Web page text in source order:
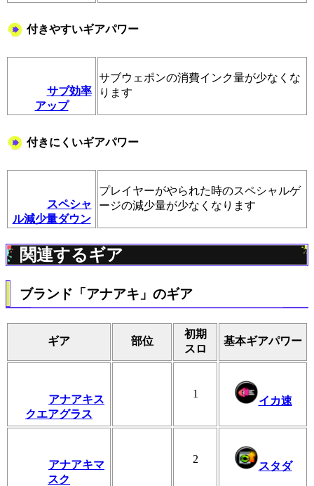
付きやすいギアパワー
サブ効率
アップ
サブウェポンの消費インク量が少なくな
ります
付きにくいギアパワー
スペシャ
ル減少量ダウン
プレイヤーがやられた時のスペシャルゲ
ージの減少量が少なくなります
関連するギア
ブランド「アナアキ」のギア
ギア 部位
初期
スロ
基本ギアパワー
アナアキス
クエアグラス
1
イカ速
アナアキマ
スク
2
スタダ